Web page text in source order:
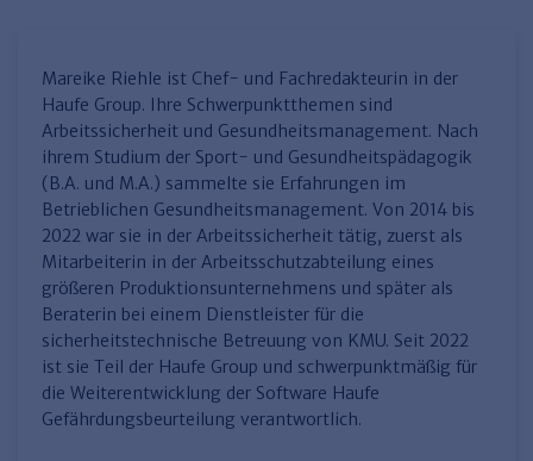
Personalentwicklung und
Talentmanagement
Persönlichkeitsentwicklung
Software und Tools
Rechtsanwaltskanzlei und Gebühren
Verkehrsrecht
Wirtschaftsrecht
Sozialrecht
Compliance
Insolvenzrecht
Medizinrecht
WEG-Verwaltung
Wohnungswirtschaft
Immobilienverwaltung
TV-L
TVöD
Kommunale Finanzen
SGB & Sozialwesen
Finden Sie Ihr Thema
Arbeitsschutz
Betriebliches
Gesundheitsmanagement
Zurück
Produktpräsentationen
Finden Sie Ihr Thema
Haufe Personal Office
Haufe Finance Office
Haufe Zeugnis Manager
Mareike Riehle ist Chef- und Fachredakteurin in der
Haufe Group. Ihre Schwerpunktthemen sind
Arbeitssicherheit und Gesundheitsmanagement. Nach
ihrem Studium der Sport- und Gesundheitspädagogik
(B.A. und M.A.) sammelte sie Erfahrungen im
Betrieblichen Gesundheitsmanagement. Von 2014 bis
2022 war sie in der Arbeitssicherheit tätig, zuerst als
Mitarbeiterin in der Arbeitsschutzabteilung eines
größeren Produktionsunternehmens und später als
Beraterin bei einem Dienstleister für die
sicherheitstechnische Betreuung von KMU. Seit 2022
ist sie Teil der Haufe Group und schwerpunktmäßig für
die Weiterentwicklung der Software Haufe
Gefährdungsbeurteilung verantwortlich.